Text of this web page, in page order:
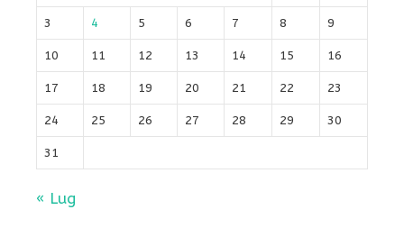
3 4 5 6 7 8 9
10 11 12 13 14 15 16
17 18 19 20 21 22 23
24 25 26 27 28 29 30
31
« Lug